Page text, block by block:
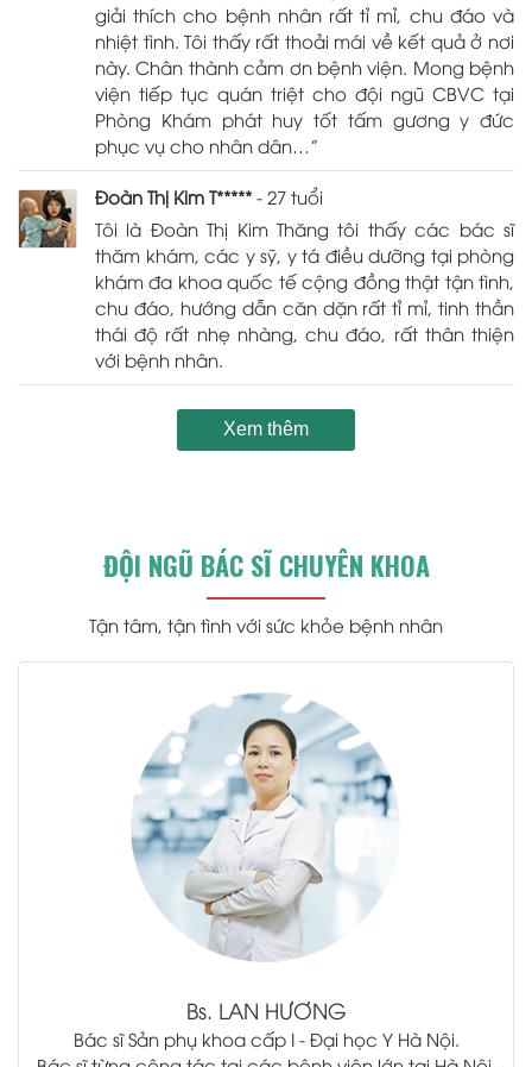
giải thích cho bệnh nhân rất tỉ mỉ, chu đáo và
nhiệt tình. Tôi thấy rất thoải mái về kết quả ở nơi
này. Chân thành cảm ơn bệnh viện. Mong bệnh
viện tiếp tục quán triệt cho đội ngũ CBVC tại
Phòng Khám phát huy tốt tấm gương y đức
phục vụ cho nhân dân…”
Đoàn Thị Kim T***** - 27 tuổi
Tôi là Đoàn Thị Kim Thăng tôi thấy các bác sĩ
thăm khám, các y sỹ, y tá điều dưỡng tại phòng
khám đa khoa quốc tế cộng đồng thật tận tình,
chu đáo, hướng dẫn căn dặn rất tỉ mỉ, tinh thần
thái độ rất nhẹ nhàng, chu đáo, rất thân thiện
với bệnh nhân.
Xem thêm
ĐỘI NGŨ BÁC SĨ CHUYÊN KHOA
Tận tâm, tận tình với sức khỏe bệnh nhân
Bs. LAN HƯƠNG
Bác sĩ Sản phụ khoa cấp I - Đại học Y Hà Nội.